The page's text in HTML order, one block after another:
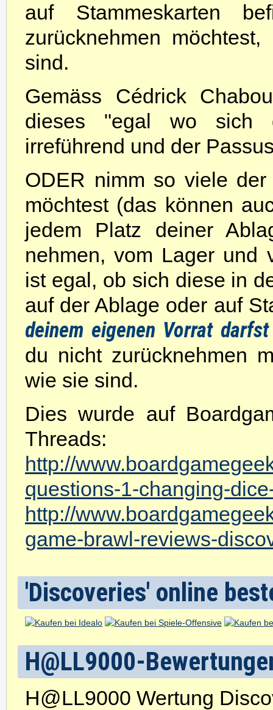
auf Stammeskarten
zurücknehmen
sind.
Gemäss Cédrick
dieses "egal wo sich
irreführend und der
ODER nimm so viele
möchtest (das können
jedem Platz deiner
nehmen, vom Lager und
ist egal, ob sich diese in
auf der Ablage oder auf
deinem eigenen Vorrat
du nicht zurücknehmen
wie sie sind.
Dies wurde auf
Threads:
http://
questions-1-changing-
http://
game-brawl-reviews-
'Discoveries' online
H@LL9000-
H@LL9000 Wertung